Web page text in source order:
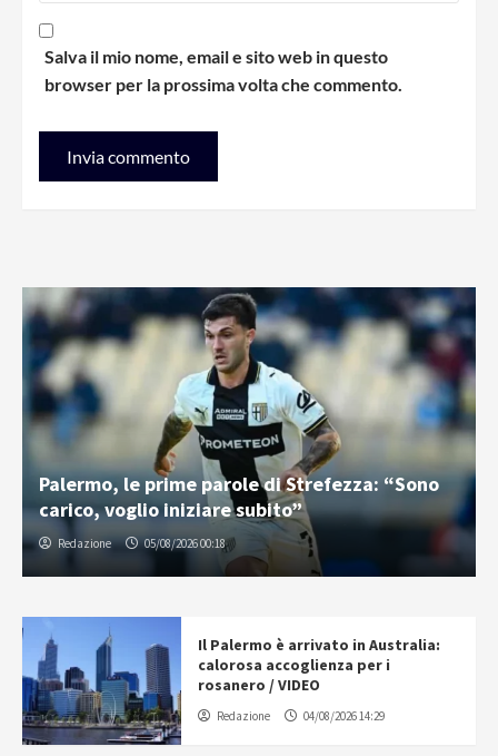
Salva il mio nome, email e sito web in questo
browser per la prossima volta che commento.
Palermo, le prime parole di Strefezza: “Sono
carico, voglio iniziare subito”
Redazione 05/08/2026 00:18
Il Palermo è arrivato in Australia:
calorosa accoglienza per i
rosanero / VIDEO
Redazione 04/08/2026 14:29